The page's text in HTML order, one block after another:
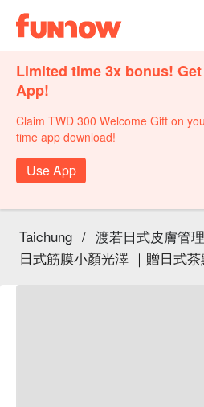
Limited time 3x bonus!
App!
Claim TWD 300 Welcome Gift on
time app download!
Use App
Taichung / 渡若日式皮膚管
日式筋膜小顏光澤 ｜贈日式